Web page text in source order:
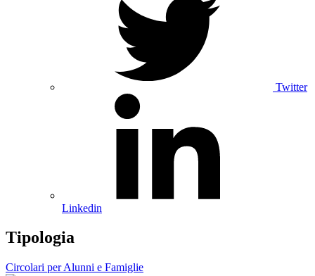
Twitter
Linkedin
Tipologia
Circolari per Alunni e Famiglie